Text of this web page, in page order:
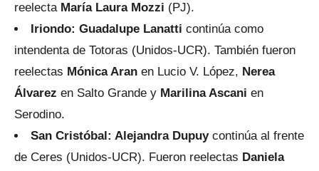
reelecta María Laura Mozzi (PJ).
Iriondo: Guadalupe Lanatti continúa como
intendenta de Totoras (Unidos-UCR). También fueron
reelectas Mónica Aran en Lucio V. López, Nerea
Álvarez en Salto Grande y Marilina Ascani en
Serodino.
San Cristóbal: Alejandra Dupuycontinúa al frente
de Ceres (Unidos-UCR). Fueron reelectas Daniela